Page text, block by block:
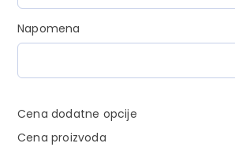
Napomena
Cena dodatne opcije
Cena proizvoda